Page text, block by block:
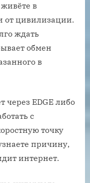
в
от цивилизации.
ждать
обмен
в
через EDGE либо
с
точку
причину,
интернет.